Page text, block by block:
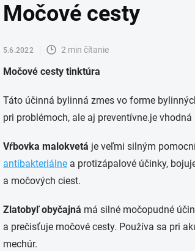
Močové cesty
5.6.2022 2 min čítanie
Močové cesty tinktúra
Táto účinná bylinná zmes vo forme
pri problémoch, ale aj preventívne.je
Vŕbovka malokvetá je veľmi silným
antibakteriálne a protizápalové účinky,
a močových ciest.
Zlatobyľ obyčajná má silné močopudné
a prečisťuje močové cesty. Používa sa pri
mechúr.